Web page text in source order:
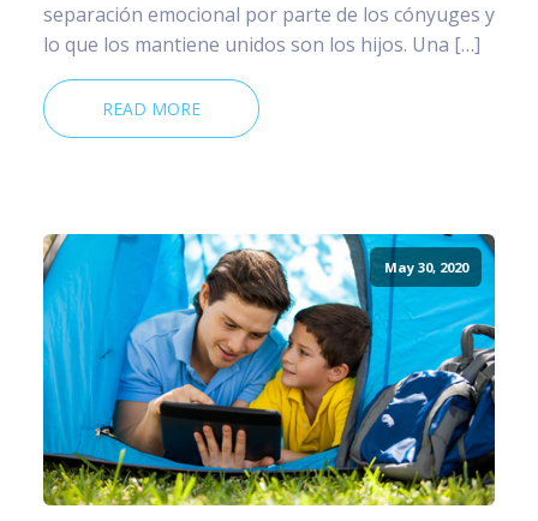
separación emocional por parte de los cónyuges y
lo que los mantiene unidos son los hijos. Una […]
READ MORE
May 30, 2020